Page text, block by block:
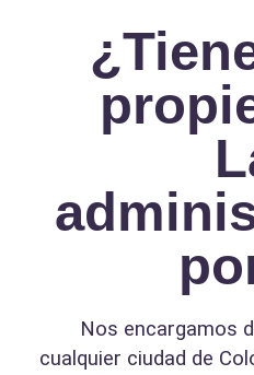
Nos encargamos
cualquier ciudad de